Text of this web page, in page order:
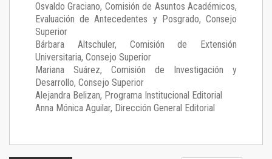
Osvaldo Graciano, Comisión de Asuntos Académicos,
Evaluación de Antecedentes y Posgrado, Consejo
Superior
Bárbara Altschuler, Comisión de Extensión
Universitaria, Consejo Superior
Mariana Suárez, Comisión de Investigación y
Desarrollo, Consejo Superior
Alejandra Belizan, Programa Institucional Editorial
Anna Mónica Aguilar, Dirección General Editorial